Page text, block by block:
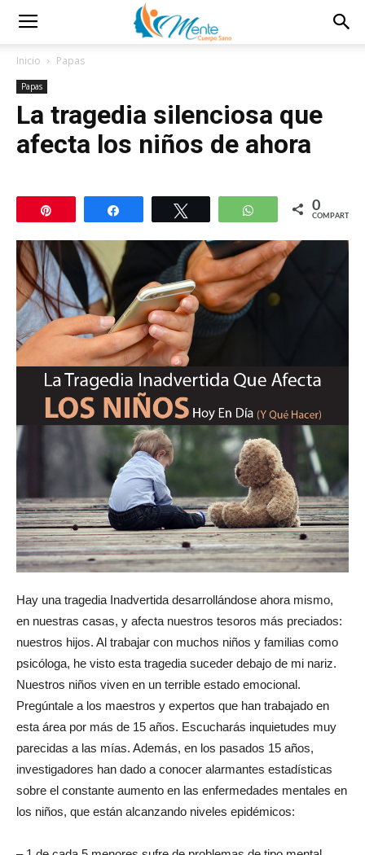
Inicio Papas
Papas
La tragedia silenciosa que
afecta los niños de ahora
Compartir WhatsApp
0
COMPARTIR
Hay una tragedia Inadvertida desarrollándose ahora mismo,
en nuestras casas, y afecta nuestros tesoros más preciados:
nuestros hijos. Al trabajar con muchos niños y familias como
psicóloga, he visto esta tragedia suceder debajo de mi nariz.
Nuestros niños viven en un terrible estado emocional.
Pregúntale a los maestros y expertos que han trabajado en
esta área por más de 15 años. Escucharás inquietudes muy
parecidas a las mías. Además, en los pasados 15 años,
investigadores han dado a conocer alarmantes estadísticas
sobre el constante aumento en las enfermedades mentales en
los niños, que están alcanzando niveles epidémicos: